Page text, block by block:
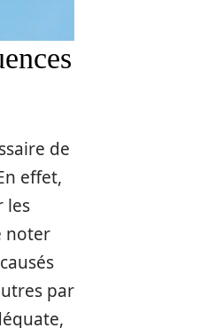
de
effet,
les
noter
par